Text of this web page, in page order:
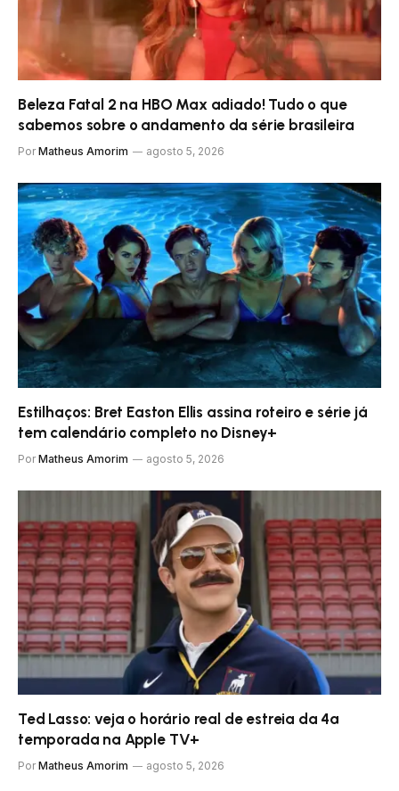
Beleza Fatal 2 na HBO Max adiado! Tudo o que
sabemos sobre o andamento da série brasileira
Por Matheus Amorim agosto 5, 2026
Estilhaços: Bret Easton Ellis assina roteiro e série já
tem calendário completo no Disney+
Por Matheus Amorim agosto 5, 2026
Ted Lasso: veja o horário real de estreia da 4ª
temporada na Apple TV+
Por Matheus Amorim agosto 5, 2026